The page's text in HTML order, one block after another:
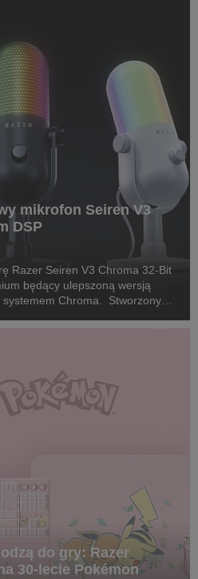
mikrofon Seiren V3
DSP
Razer Seiren V3 Chroma 32-Bit
będący ulepszoną wersją
Chroma. Stworzony
tradycyjnego sp...
do gry: Razer
30-lecie Pokémon